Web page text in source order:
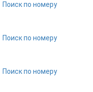
Поиск по номеру
Поиск по номеру
Поиск по номеру